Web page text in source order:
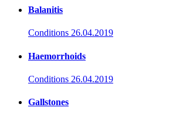
Balanitis
Conditions 26.04.2019
Haemorrhoids
Conditions 26.04.2019
Gallstones